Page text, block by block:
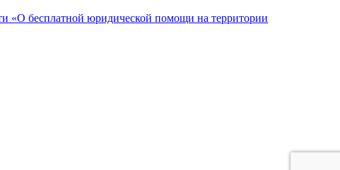
«О бесплатной юридической помощи на территории